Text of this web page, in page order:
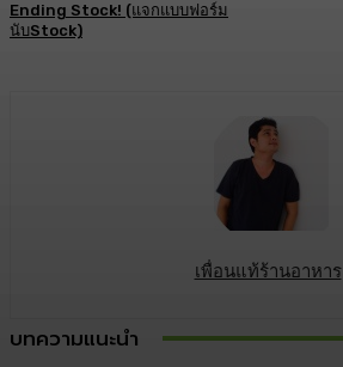
Ending Stock! (แจกแบบฟอร์ม
นับStock)
เพื่อนแท้ร้านอาหาร
บทความแนะนำ